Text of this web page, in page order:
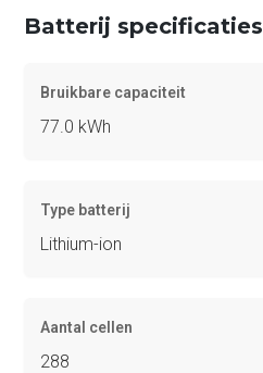
Batterij specificaties
Bruikbare capaciteit
77.0 kWh
Type batterij
Lithium-ion
Aantal cellen
288